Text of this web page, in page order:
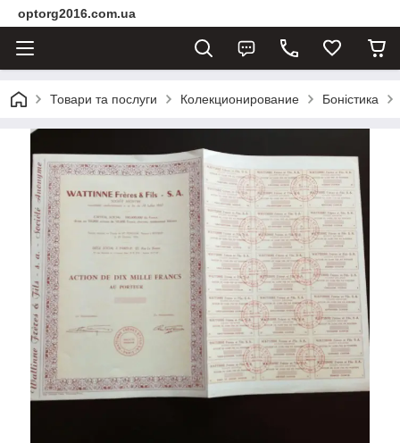
optorg2016.com.ua
Товари та послуги Колекционирование Боністика